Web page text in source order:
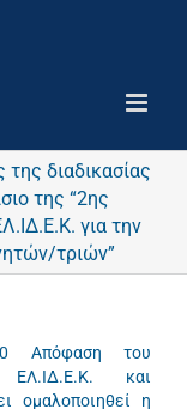
διαδικασίας
της “2ης
για την
τριών”
Απόφαση του
ΕΛ.ΙΔ.Ε.Κ. και
ομαλοποιηθεί η